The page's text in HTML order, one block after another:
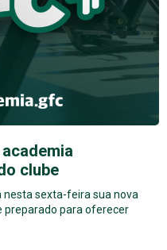
clube
nesta sexta-feira sua nova
preparado para oferecer